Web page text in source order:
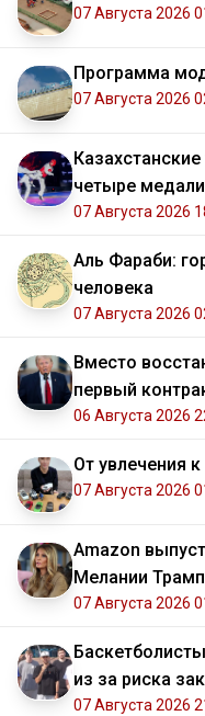
07 Августа 2026
Программа
07 Августа 2026
четыре
07 Августа 2026
Аль Фараби:
человека
07 Августа 2026
Вместо
первый
06 Августа 2026
От увлечения
07 Августа 2026
Amazon
Мелании Трамп
07 Августа 2026
из за риска
07 Августа 2026